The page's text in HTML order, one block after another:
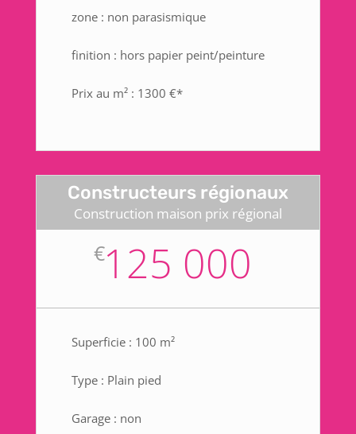
zone : non parasismique
finition : hors papier peint/peinture
Prix au m² : 1300 €*
Constructeurs régionaux
Construction maison prix régional
€125 000
Superficie : 100 m²
Type : Plain pied
Garage : non